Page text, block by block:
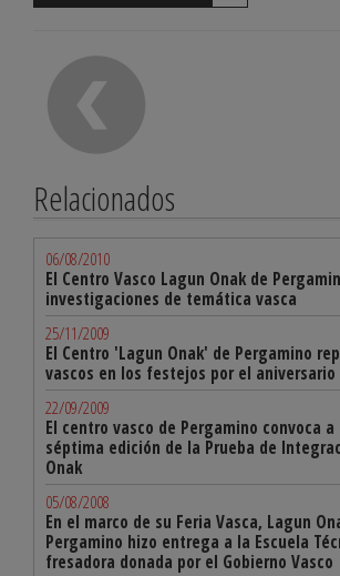
Relacionados
06/08/2010
El Centro Vasco Lagun Onak de
investigaciones de temática vasca
25/11/2009
El Centro 'Lagun Onak' de Pergamino
vascos en los festejos por el aniversario
22/09/2009
El centro vasco de Pergamino convoca
séptima edición de la Prueba de
Onak
05/08/2008
En el marco de su Feria Vasca, Lagun
Pergamino hizo entrega a la Escuela
fresadora donada por el Gobierno Vasco